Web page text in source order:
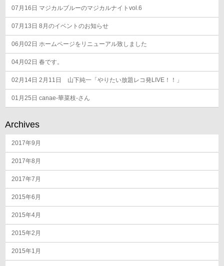
07月16日 マジカルブルーのマジカルナイトvol.6
07月13日 8月のイベントのお知らせ
06月02日 ホームページをリニューアル致しました
04月02日 春です。
02月14日 2月11日 山下純一「やりたい放題レコ発LIVE！！」
01月25日 canae-華菜枝-さん
Archives
2017年9月
2017年8月
2017年7月
2015年6月
2015年4月
2015年2月
2015年1月